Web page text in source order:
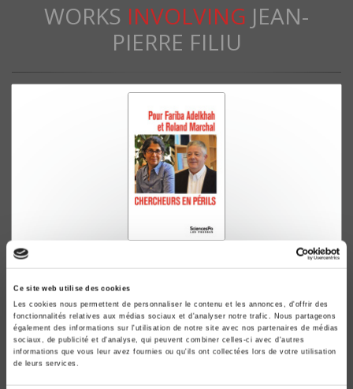
Ce site web utilise des cookies
Les cookies nous permettent de personnaliser le contenu et les annonces, d'offrir des
fonctionnalités relatives aux médias sociaux et d'analyser notre trafic. Nous partageons
également des informations sur l'utilisation de notre site avec nos partenaires de médias
sociaux, de publicité et d'analyse, qui peuvent combiner celles-ci avec d'autres
informations que vous leur avez fournies ou qu'ils ont collectées lors de votre utilisation
de leurs services.
WORKS INVOLVING JEAN-
PIERRE FILIU
Pour Fariba Adelkhah et Roland Marchal.
Jean-François Bayart, Ariel Colonomos